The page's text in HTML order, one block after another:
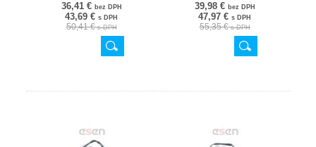
36,41 € bez DPH
43,69 € s DPH
50,41 €s DPH
39,98 € bez DPH
47,97 € s DPH
55,35 €s DPH